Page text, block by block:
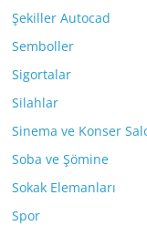
Şekiller Autocad
Semboller
Sigortalar
Silahlar
Sinema ve Konser
Soba ve Şömine
Sokak Elemanları
Spor